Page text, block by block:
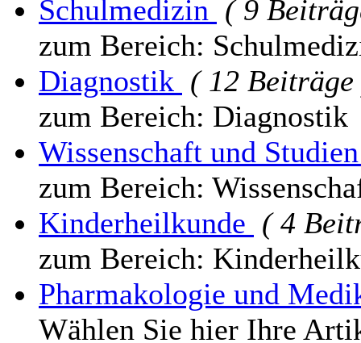
Schulmedizin ( 9
zum Bereich:
Diagnostik ( 12
zum Bereich: Diagnostik
Wissenschaft und
zum Bereich:
Kinderheilkunde ( 4
zum Bereich:
Pharmakologie und
Wählen Sie hier Ihre